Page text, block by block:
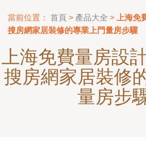
當前位置： 首頁 > 產品大全 >
上海免
搜房網家居裝修的專業上門量房步驟
上海免費量房設
搜房網家居裝修
量房步